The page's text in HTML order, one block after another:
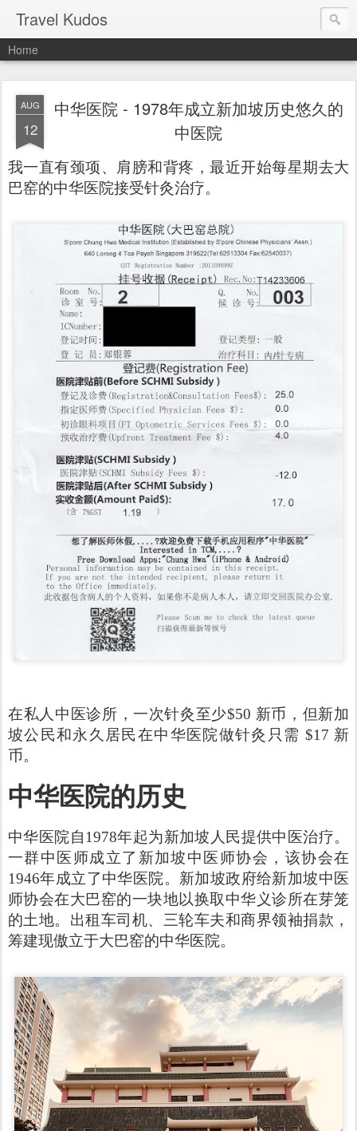
Travel Kudos
Home
AUG
12
中华医院 - 1978年成立新加坡历史悠久的
中医院
我一直有颈项、肩膀和背疼，最近开始每星期去大
巴窑的中华医院接受针灸治疗。
在私人中医诊所，一次针灸至少$50 新币，但新加
坡公民和永久居民在中华医院做针灸只需 $17 新
币。
中华医院的历史
中华医院自1978年起为新加坡人民提供中医治疗。
一群中医师成立了新加坡中医师协会，该协会在
1946年成立了中华医院。新加坡政府给新加坡中医
师协会在大巴窑的一块地以换取中华义诊所在芽笼
的土地。出租车司机、三轮车夫和商界领袖捐款，
筹建现傲立于大巴窑的中华医院。